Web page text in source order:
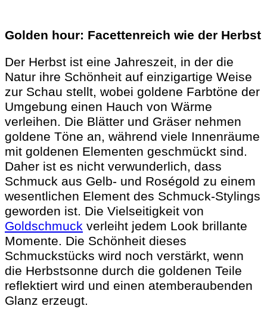
Golden hour: Facettenreich wie der Herbst
Der Herbst ist eine Jahreszeit, in der die
Natur ihre Schönheit auf einzigartige Weise
zur Schau stellt, wobei goldene Farbtöne der
Umgebung einen Hauch von Wärme
verleihen. Die Blätter und Gräser nehmen
goldene Töne an, während viele Innenräume
mit goldenen Elementen geschmückt sind.
Daher ist es nicht verwunderlich, dass
Schmuck aus Gelb- und Roségold zu einem
wesentlichen Element des Schmuck-Stylings
geworden ist. Die Vielseitigkeit von
Goldschmuck verleiht jedem Look brillante
Momente. Die Schönheit dieses
Schmuckstücks wird noch verstärkt, wenn
die Herbstsonne durch die goldenen Teile
reflektiert wird und einen atemberaubenden
Glanz erzeugt.